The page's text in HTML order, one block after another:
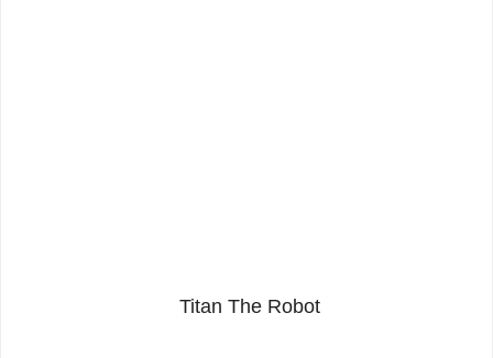
Titan The Robot